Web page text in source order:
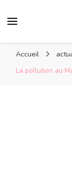
Accueil
La pollution au